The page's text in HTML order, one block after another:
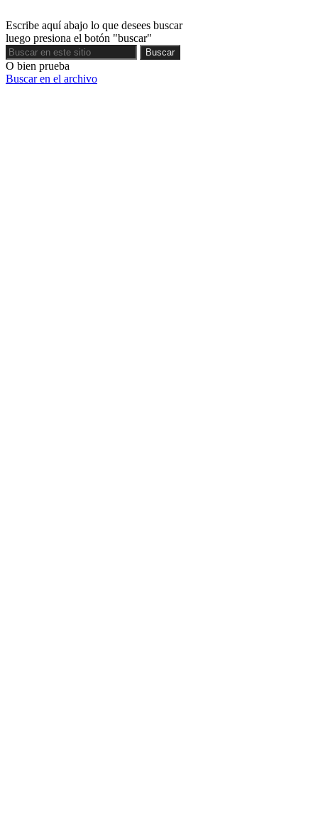
Escribe aquí abajo lo que desees buscar
luego presiona el botón "buscar"
Buscar
Buscar
O bien prueba
Buscar en el archivo